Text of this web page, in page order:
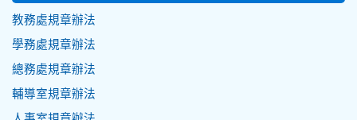
教務處規章辦法
學務處規章辦法
總務處規章辦法
輔導室規章辦法